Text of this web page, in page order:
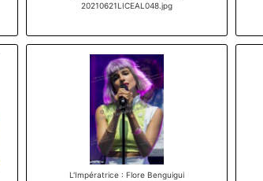
20210621LICEAL048.jpg
L'Impératrice : Flore Benguigui